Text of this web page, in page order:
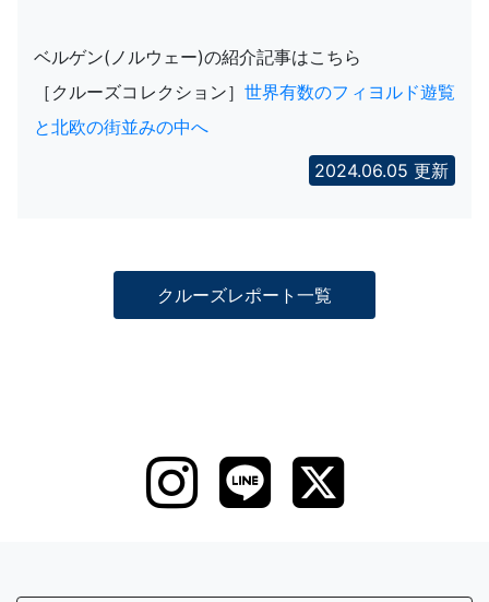
ベルゲン(ノルウェー)の紹介記事はこちら
［クルーズコレクション］世界有数のフィヨルド遊覧
と北欧の街並みの中へ
2024.06.05 更新
クルーズレポート一覧